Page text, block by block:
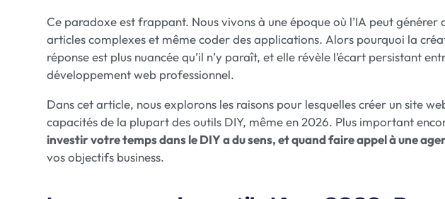
Ce paradoxe est frappant. Nous vivons à une époque où l’IA peut
articles complexes et même coder des applications. Alors pourquoi la
réponse est plus nuancée qu’il n’y paraît, et elle révèle l’écart persistant
développement web professionnel.
Dans cet article, nous explorons les raisons pour lesquelles créer un site
capacités de la plupart des outils DIY, même en 2026. Plus important
investir votre temps dans le DIY a du sens, et quand faire appel à une
vos objectifs business.